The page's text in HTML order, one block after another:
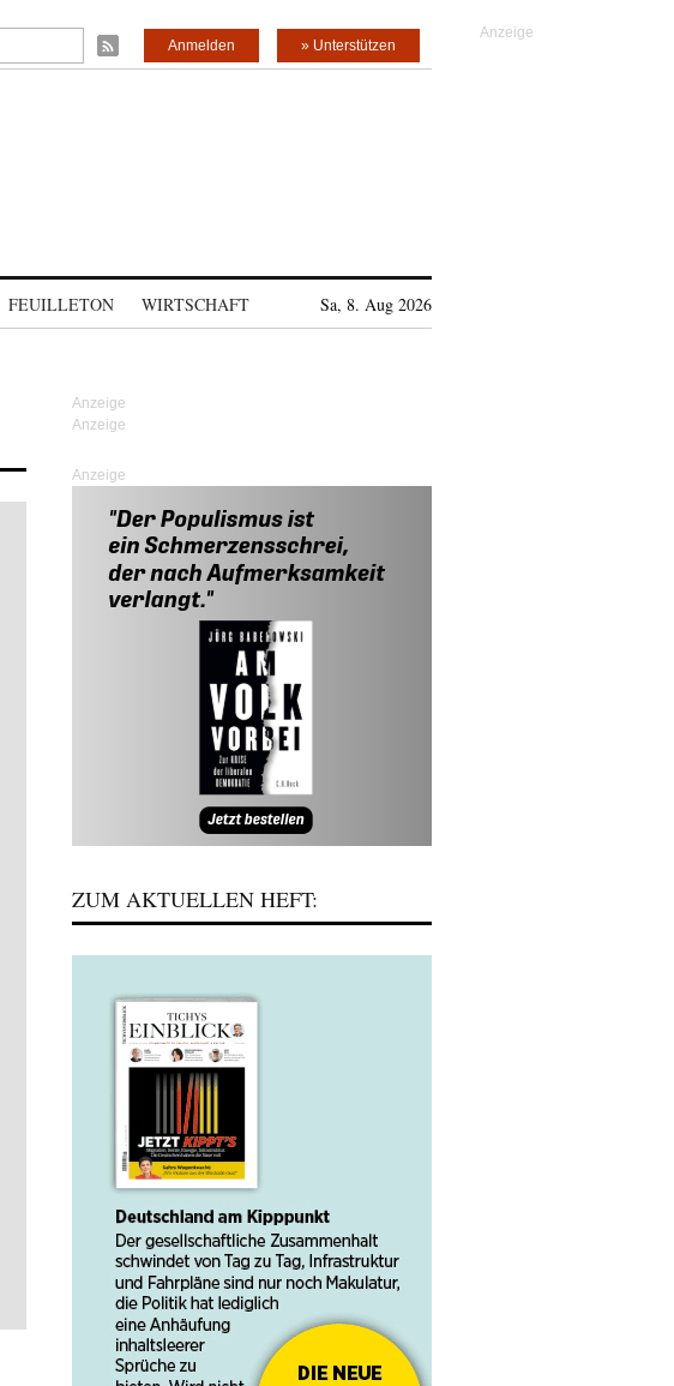
» Unterstützen
Anmelden
FEUILLETON WIRTSCHAFT Sa, 8. Aug 2026
Anzeige
ZUM AKTUELLEN HEFT: